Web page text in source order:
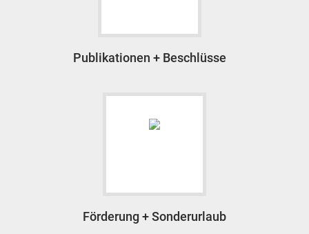
Publikationen + Beschlüsse
Förderung + Sonderurlaub